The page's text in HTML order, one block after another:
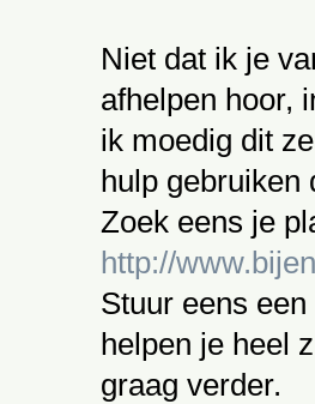
Niet dat ik je
afhelpen hoor,
ik moedig dit
hulp gebruiken
Zoek eens je
http://
Stuur eens
helpen je heel
graag verder.